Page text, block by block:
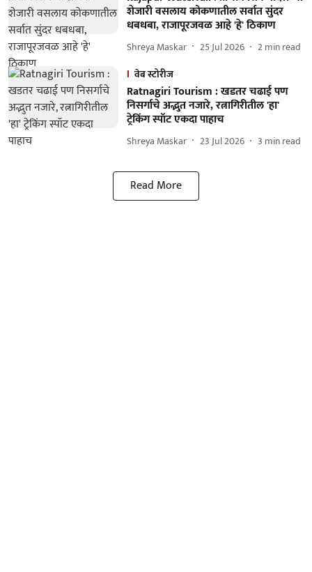
शेजारी वसलाय कोकणातील सर्वात सुंदर
धबधबा, राजापूरजवळ आहे 'हे' ठिकाण
Shreya Maskar 25 Jul 2026 2min read
वेब स्टोरीज
Ratnagiri Tourism : खडतर चढाई पण
निसर्गाचे अद्भुत नजारे, रत्नागिरीतील 'हा'
ट्रेकिंग स्पॉट एकदा पाहाच
Shreya Maskar 23 Jul 2026 3 min read
Read More